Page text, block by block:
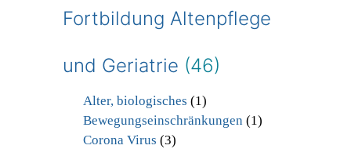
Fortbildung Altenpflege
und Geriatrie (46)
Alter, biologisches (1)
Bewegungseinschränkungen (1)
Corona Virus (3)